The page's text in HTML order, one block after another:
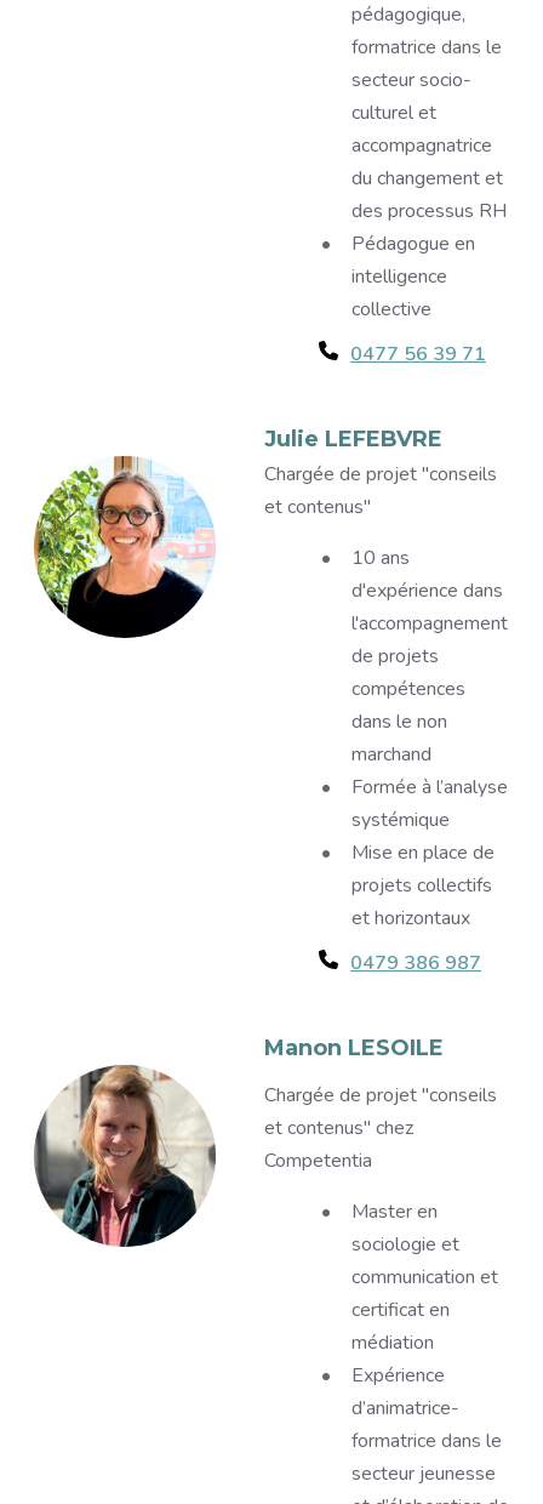
pédagogique,
formatrice dans le
secteur socio-
culturel et
accompagnatrice
du changement et
des processus RH
Pédagogue en
intelligence
collective
Téléphone0477 56 39 71
Julie LEFEBVRE
Titre
Chargée de projet "conseils
et contenus"
Description10 ans
d'expérience dans
l'accompagnement
de projets
compétences
dans le non
marchand
Formée à l’analyse
systémique
Mise en place de
projets collectifs
et horizontaux
Téléphone0479 386 987
Manon LESOILE
Description
Chargée de projet "conseils
et contenus" chez
Competentia
Master en
sociologie et
communication et
certificat en
médiation
Expérience
d’animatrice-
formatrice dans le
secteur jeunesse